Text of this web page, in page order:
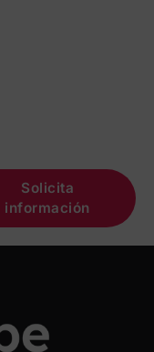
Solicita
información